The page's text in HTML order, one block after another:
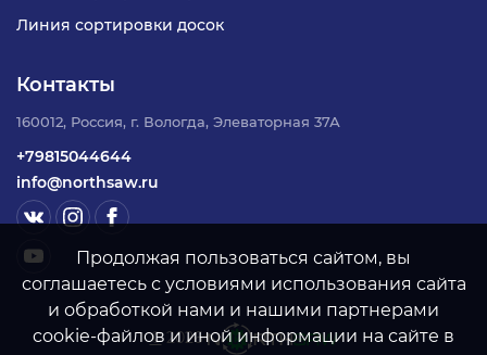
Линия сортировки досок
Контакты
160012, Россия, г. Вологда, Элеваторная 37А
+79815044644
info@northsaw.ru
©2026
Продолжая пользоваться сайтом, вы
соглашаетесь с условиями использования сайта
и обработкой нами и нашими партнерами
cookie-файлов и иной информации на сайте в